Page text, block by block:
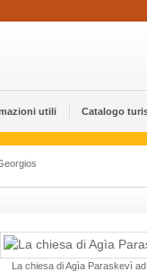
utili Catalogo
La chiesa di Agìa Paraskevì